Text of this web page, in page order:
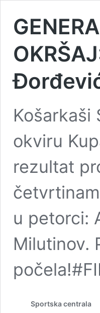
Košarkaši
okviru
rezultat
u petorci:
Milutinov.
Sportska centrala